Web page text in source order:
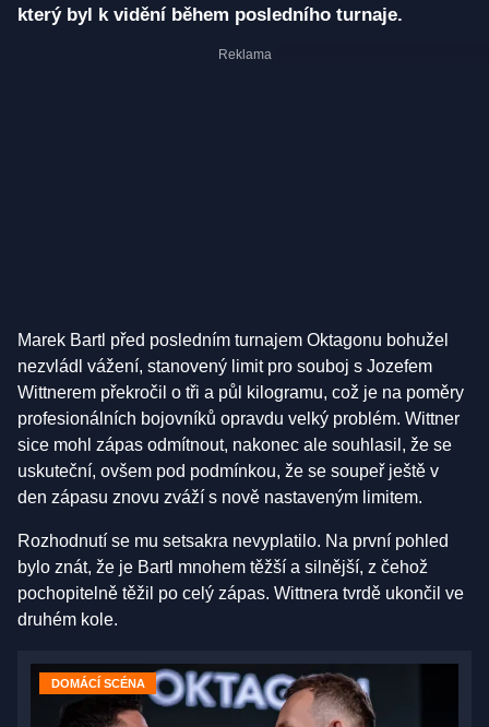
který byl k vidění během posledního turnaje.
Marek Bartl před posledním turnajem Oktagonu bohužel
nezvládl vážení, stanovený limit pro souboj s Jozefem
Wittnerem překročil o tři a půl kilogramu, což je na poměry
profesionálních bojovníků opravdu velký problém. Wittner
sice mohl zápas odmítnout, nakonec ale souhlasil, že se
uskuteční, ovšem pod podmínkou, že se soupeř ještě v
den zápasu znovu zváží s nově nastaveným limitem.
Rozhodnutí se mu setsakra nevyplatilo. Na první pohled
bylo znát, že je Bartl mnohem těžší a silnější, z čehož
pochopitelně těžil po celý zápas. Wittnera tvrdě ukončil ve
druhém kole.
DOMÁCÍ SCÉNA